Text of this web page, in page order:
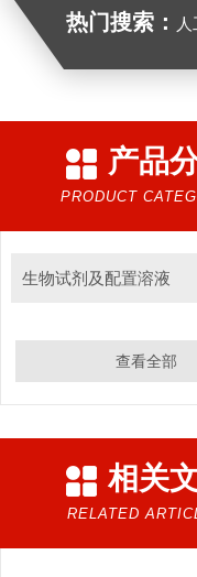
热门搜索：
产品
PRODUCT
生物试剂及配置溶液
查看全部
相关
RELATED